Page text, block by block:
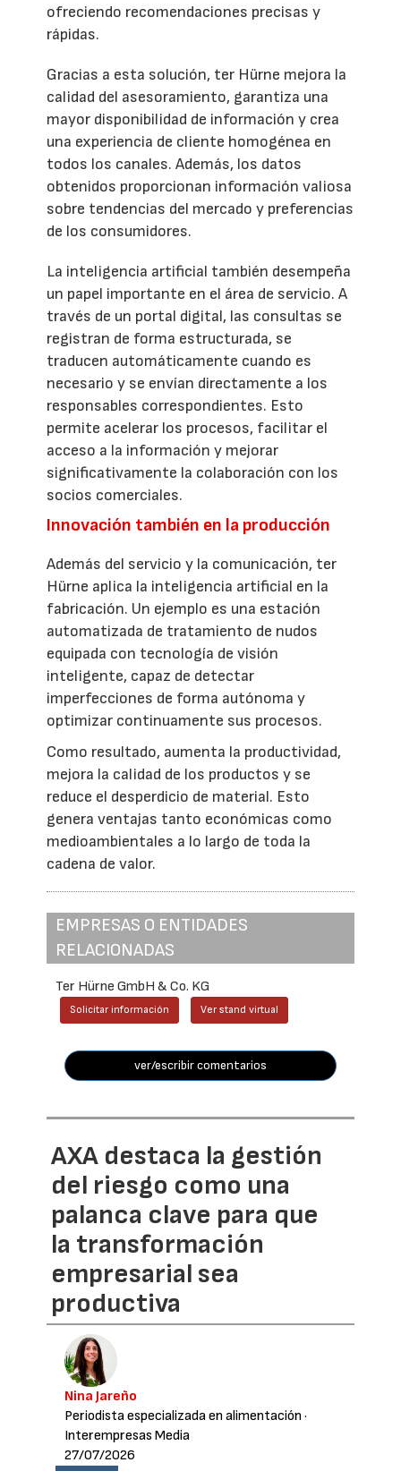
ofreciendo recomendaciones precisas y
rápidas.
Gracias a esta solución, ter Hürne mejora la
calidad del asesoramiento, garantiza una
mayor disponibilidad de información y crea
una experiencia de cliente homogénea en
todos los canales. Además, los datos
obtenidos proporcionan información valiosa
sobre tendencias del mercado y preferencias
de los consumidores.
La inteligencia artificial también desempeña
un papel importante en el área de servicio. A
través de un portal digital, las consultas se
registran de forma estructurada, se
traducen automáticamente cuando es
necesario y se envían directamente a los
responsables correspondientes. Esto
permite acelerar los procesos, facilitar el
acceso a la información y mejorar
significativamente la colaboración con los
socios comerciales.
Innovación también en la producción
Además del servicio y la comunicación, ter
Hürne aplica la inteligencia artificial en la
fabricación. Un ejemplo es una estación
automatizada de tratamiento de nudos
equipada con tecnología de visión
inteligente, capaz de detectar
imperfecciones de forma autónoma y
optimizar continuamente sus procesos.
Como resultado, aumenta la productividad,
mejora la calidad de los productos y se
reduce el desperdicio de material. Esto
genera ventajas tanto económicas como
medioambientales a lo largo de toda la
cadena de valor.
EMPRESAS O ENTIDADES
RELACIONADAS
Ter Hürne GmbH & Co. KG
Solicitar información Ver stand virtual
ver/escribir comentarios
AXA destaca la gestión
del riesgo como una
palanca clave para que
la transformación
empresarial sea
productiva
Nina Jareño
Periodista especializada en alimentación ·
Interempresas Media
27/07/2026